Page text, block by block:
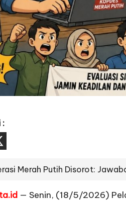
:
Merah Putih Disorot:
— Senin, (18/5/2026)